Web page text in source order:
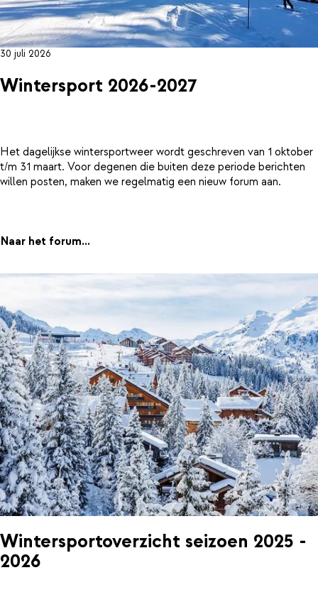
30 juli 2026
Wintersport 2026-2027
Het dagelijkse wintersportweer wordt geschreven van 1 oktober
t/m 31 maart. Voor degenen die buiten deze periode berichten
willen posten, maken we regelmatig een nieuw forum aan.
Naar het forum...
Wintersportoverzicht seizoen 2025 -
2026